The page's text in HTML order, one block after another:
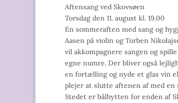
Aftensang ved Skovsøen
Torsdag den 11. august kl. 19.00
En sommeraften med sang og
Aasen på violin og Torben
vil akkompagnere sangen og spille
egne numre. Der bliver også
en fortælling og nyde et glas vin
plejer at slutte aftenen af med en
Stedet er bålhytten for enden af